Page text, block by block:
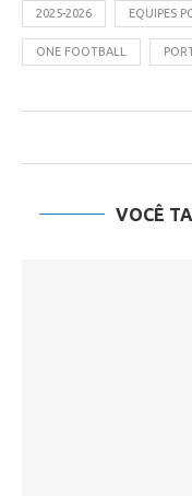
2025-2026 EQUIPES
ONE FOOTBALL
VOCÊ